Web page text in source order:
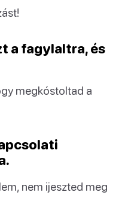
a fagylaltra, és
megkóstoltad a
nem ijeszted meg